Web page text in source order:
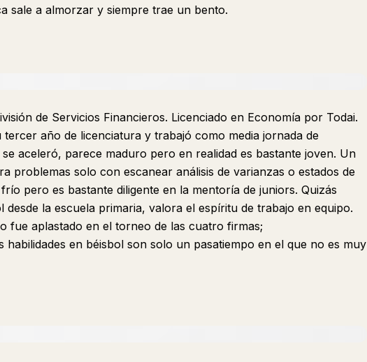
sale a almorzar y siempre trae un bento.
de Servicios Financieros. Licenciado en Economía por Todai.
año de licenciatura y trabajó como media jornada de
aceleró, parece maduro pero en realidad es bastante joven. Un
problemas solo con escanear análisis de varianzas o estados de
pero es bastante diligente en la mentoría de juniors. Quizás
desde la escuela primaria, valora el espíritu de trabajo en equipo.
fue aplastado en el torneo de las cuatro firmas;
habilidades en béisbol son solo un pasatiempo en el que no es muy